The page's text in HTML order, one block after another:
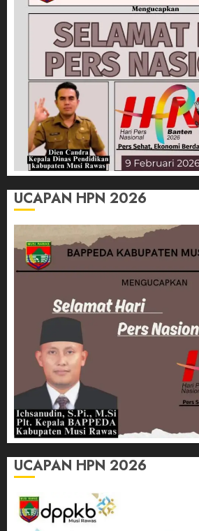
UCAPAN HPN 2026
UCAPAN HPN 2026